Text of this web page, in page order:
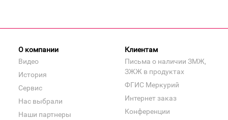
О компании
Видео
История
Сервис
Нас выбрали
Наши партнеры
Клиентам
Письма о наличии ЗМЖ,
ЗЖЖ в продуктах
ФГИС Меркурий
Интернет заказ
Конференции